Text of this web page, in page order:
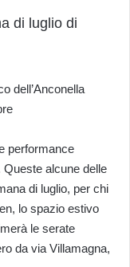
di luglio di
dell’Anconella
performance
alcune delle
di luglio, per chi
lo spazio estivo
le serate
da via Villamagna,